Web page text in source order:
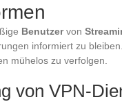
Benutzervon
informiert zu
mühelos zu verfolgen.
von VPN-